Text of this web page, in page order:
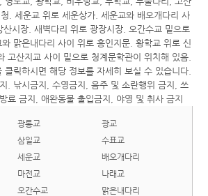
광통교
광교
삼일교
수표교
세운교
배오개다리
마전교
나래교
오간수교
맑은내다리